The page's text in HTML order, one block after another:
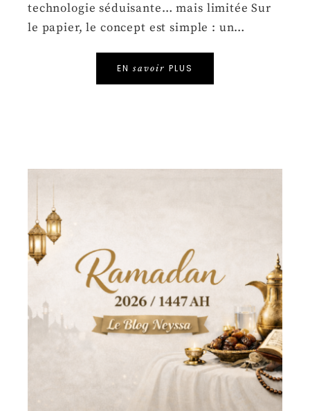
technologie séduisante… mais limitée Sur
le papier, le concept est simple : un…
EN savoir PLUS